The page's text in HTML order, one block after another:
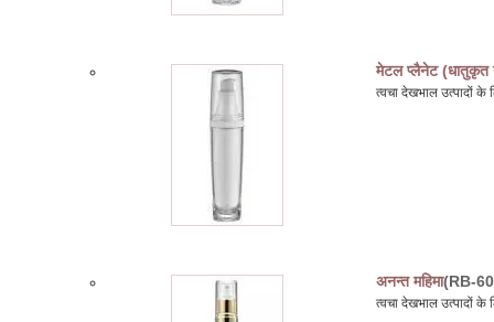
मेटल प्लैनेट (धातुकृत
त्वचा देखभाल उत्पादों के
अनन्त महिमा(RB-
त्वचा देखभाल उत्पादों के